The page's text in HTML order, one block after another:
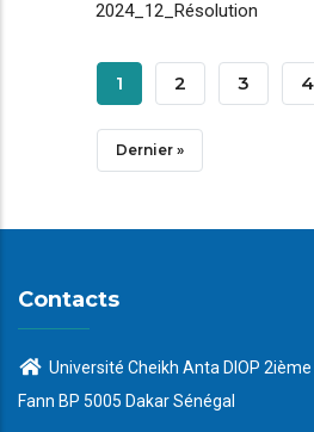
2024_12_Résolution
Pagination
Page
Courante
1 Page
2 Page
3 4
Dernière
Dernier »
Contacts
Université Cheikh Anta DIOP
Fann BP 5005 Dakar Sénégal